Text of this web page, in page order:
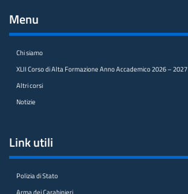
Menu
Chi siamo
XLII Corso di Alta Formazione Anno Accademico 2026 – 2027
Altri corsi
Notizie
Link utili
Polizia di Stato
Arma dei Carabinieri